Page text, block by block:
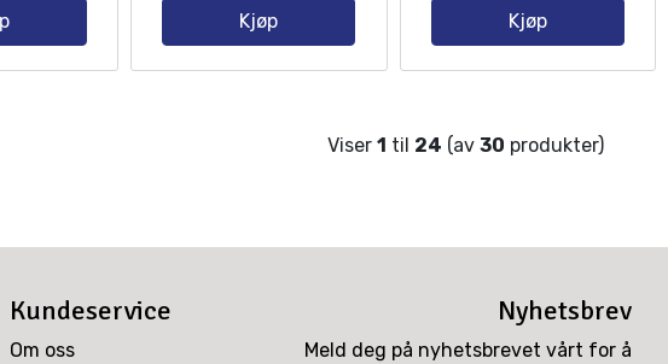
Kjøp Kjøp
Viser 1 til 24 (av 30 produkter)
Kundeservice
Om oss
Nyhetsbrev
Meld deg på nyhetsbrevet vårt for å